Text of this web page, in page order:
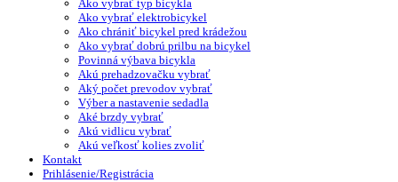
Ako vybrať typ bicykla
Ako vybrať elektrobicykel
Ako chrániť bicykel pred krádežou
Ako vybrať dobrú prilbu na bicykel
Povinná výbava bicykla
Akú prehadzovačku vybrať
Aký počet prevodov vybrať
Výber a nastavenie sedadla
Aké brzdy vybrať
Akú vidlicu vybrať
Akú veľkosť kolies zvoliť
Kontakt
Prihlásenie/Registrácia